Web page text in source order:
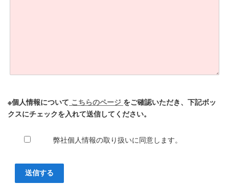
※個人情報について こちらのページ をご確認いただき、下記ボッ
クスにチェックを入れて送信してください。
弊社個人情報の取り扱いに同意します。